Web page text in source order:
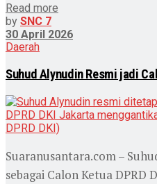
Read more
by SNC 7
30 April 2026
Daerah
Suhud Alynudin Resmi jadi
Suaranusantara.com –
sebagai Calon Ketua DPRD